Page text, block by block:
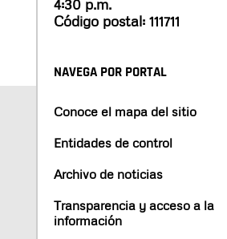
4:30 p.m.
Código postal: 111711
NAVEGA POR PORTAL
Conoce el mapa del sitio
Entidades de control
Archivo de noticias
Transparencia y acceso a la
información